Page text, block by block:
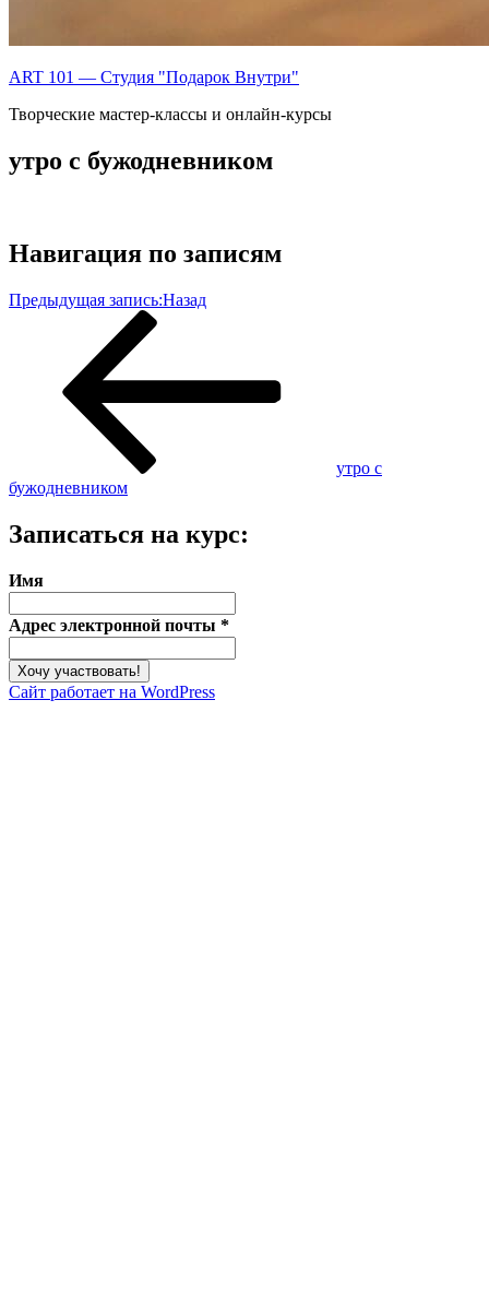
ART 101 — Студия "Подарок Внутри"
Творческие мастер-классы и онлайн-курсы
утро с бужодневником
Навигация по записям
Предыдущая запись:Назад
утро с
бужодневником
Записаться на курс:
Имя
Адрес электронной почты *
Сайт работает на WordPress